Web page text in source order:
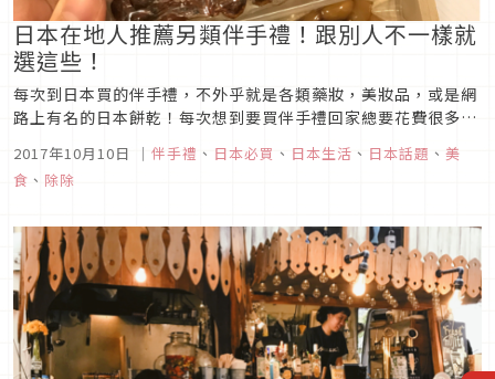
日本在地人推薦另類伴手禮！跟別人不一樣就
選這些！
每次到日本買的伴手禮，不外乎就是各類藥妝，美妝品，或是網
路上有名的日本餅乾！每次想到要買伴手禮回家總要花費很多時
人也很推薦的伴手禮，下次到日本的時候，不妨可以找一下這類
商品喔！
2017年10月10日 ｜ 伴手禮 、 日本必買 、 日本生活 、 日本話題 、 美
食 、 除除